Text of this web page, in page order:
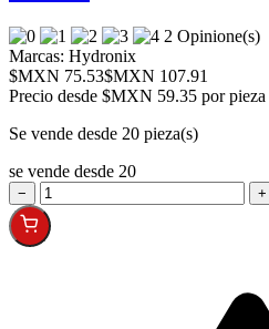
2 Opinione(s)
Marcas: Hydronix
$MXN 75.53$MXN 107.91
Precio desde $MXN 59.35 por pieza
Se vende desde 20 pieza(s)
se vende desde 20
− +